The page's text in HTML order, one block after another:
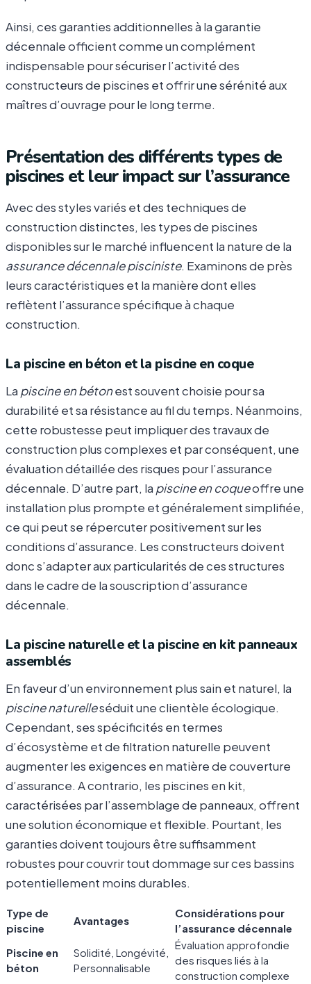
Ainsi, ces garanties additionnelles à la garantie
décennale officient comme un complément
indispensable pour sécuriser l’activité des
constructeurs de piscines et offrir une sérénité aux
maîtres d’ouvrage pour le long terme.
Présentation des différents types de
piscines et leur impact sur l’assurance
Avec des styles variés et des techniques de
construction distinctes, les types de piscines
disponibles sur le marché influencent la nature de la
assurance décennale pisciniste. Examinons de près
leurs caractéristiques et la manière dont elles
reflètent l’assurance spécifique à chaque
construction.
La piscine en béton et la piscine en coque
La piscine en bétonest souvent choisie pour sa
durabilité et sa résistance au fil du temps. Néanmoins,
cette robustesse peut impliquer des travaux de
construction plus complexes et par conséquent, une
évaluation détaillée des risques pour l’assurance
décennale. D’autre part, la piscine en coqueoffre une
installation plus prompte et généralement simplifiée,
ce qui peut se répercuter positivement sur les
conditions d’assurance. Les constructeurs doivent
donc s’adapter aux particularités de ces structures
dans le cadre de la souscription d’assurance
décennale.
La piscine naturelle et la piscine en kit panneaux
assemblés
En faveur d’un environnement plus sain et naturel, la
piscine naturelleséduit une clientèle écologique.
Cependant, ses spécificités en termes
d’écosystème et de filtration naturelle peuvent
augmenter les exigences en matière de couverture
d’assurance. A contrario, les piscines en kit,
caractérisées par l’assemblage de panneaux, offrent
une solution économique et flexible. Pourtant, les
garanties doivent toujours être suffisamment
robustes pour couvrir tout dommage sur ces bassins
potentiellement moins durables.
Type de
piscine
Avantages
Considérations pour
l’assurance décennale
Piscine en
béton
Solidité, Longévité,
Personnalisable
Évaluation approfondie
des risques liés à la
construction complexe